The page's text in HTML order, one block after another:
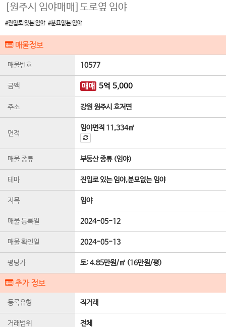
[원주시 임야매매]도로옆 임야
#진입로 있는 임야 #분묘없는 임야
매물정보
매물번호 10577
금액 매매 5억 5,000
주소 강원 원주시 호저면
면적
임야면적 11,334㎡
매물 종류 부동산 종류 (임야)
테마 진입로 있는 임야,분묘없는 임야
지목 임야
매물 등록일 2024-05-12
매물 확인일 2024-05-13
평당가 토:4.85만원/㎡ (16만원/평)
추가 정보
등록유형 직거래
거래범위 전체